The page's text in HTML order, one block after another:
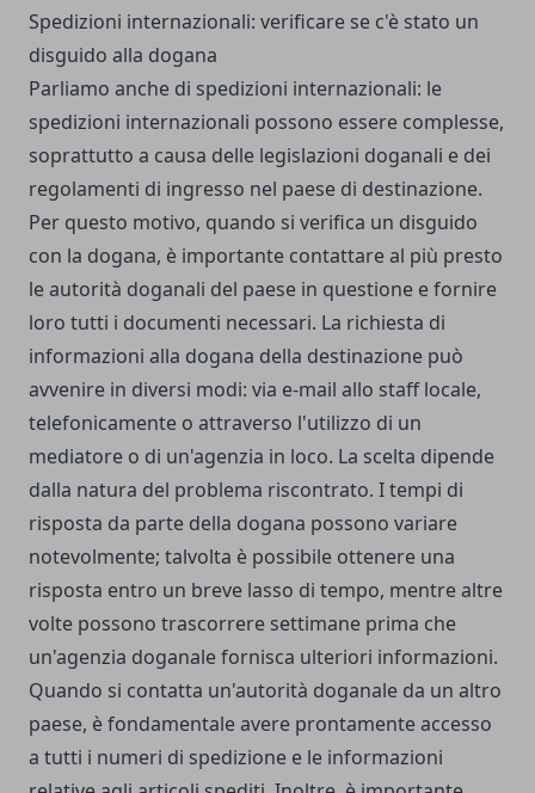
Spedizioni internazionali: verificare se c'è stato un
disguido alla dogana
Parliamo anche di spedizioni internazionali: le
spedizioni internazionali possono essere complesse,
soprattutto a causa delle legislazioni doganali e dei
regolamenti di ingresso nel paese di destinazione.
Per questo motivo, quando si verifica un disguido
con la dogana, è importante contattare al più presto
le autorità doganali del paese in questione e fornire
loro tutti i documenti necessari. La richiesta di
informazioni alla dogana della destinazione può
avvenire in diversi modi: via e-mail allo staff locale,
telefonicamente o attraverso l'utilizzo di un
mediatore o di un'agenzia in loco. La scelta dipende
dalla natura del problema riscontrato. I tempi di
risposta da parte della dogana possono variare
notevolmente; talvolta è possibile ottenere una
risposta entro un breve lasso di tempo, mentre altre
volte possono trascorrere settimane prima che
un'agenzia doganale fornisca ulteriori informazioni.
Quando si contatta un'autorità doganale da un altro
paese, è fondamentale avere prontamente accesso
a tutti i numeri di spedizione e le informazioni